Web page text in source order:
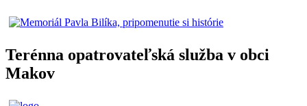
Terénna opatrovateľská služba v obci
Makov